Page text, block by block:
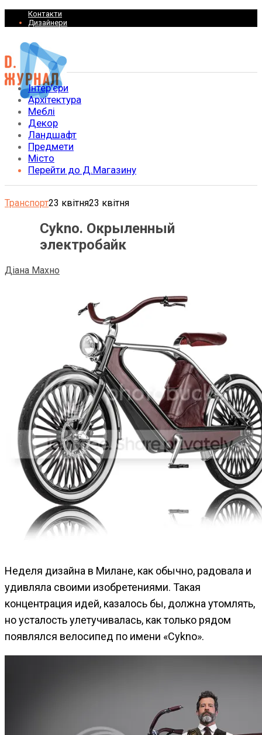
Контакти
Дизайнери
Інтер’єри
Архітектура
Меблі
Декор
Ландшафт
Предмети
Місто
Перейти до Д.Магазину
Транспорт23 квітня23 квітня
Cykno. Окрыленный
электробайк
Діана Махно
Неделя дизайна в Милане, как обычно, радовала и
удивляла своими изобретениями. Такая
концентрация идей, казалось бы, должна утомлять,
но усталость улетучивалась, как только рядом
появлялся велосипед по имени «Cykno».